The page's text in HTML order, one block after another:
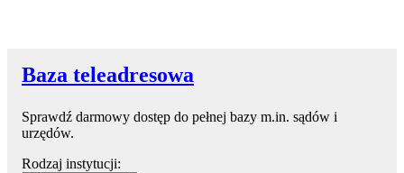
Baza teleadresowa
Sprawdź darmowy dostęp do pełnej bazy m.in. sądów i
urzędów.
Rodzaj instytucji: